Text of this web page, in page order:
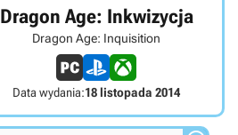
Dragon Age: Inkwizycja
Dragon Age: Inquisition
Data wydania:18 listopada 2014